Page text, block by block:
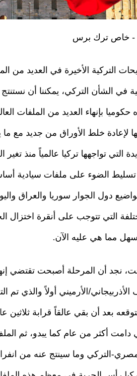
- خاص ترك برس
التركية الأخيرة في العديد من
في الشأن التركي، يمكننا أن
حكوميا بإنهاء العديد من الملفات
لإعادة خلط الأوراق من جديد مع
التي تواجهها تركيا عالمياً منذ تغير
تسليط الضوء على ملفات سيادية
دول الجوار سوريا والعراق
التي تتوجب على أنقرة اختزال
مما هي عليه الآن.
نجد أن المرحلة أصبحت تقتضي
الأذربيجاني/الأرميني أولاً
بعد أن بقي عالقاً قرابة
دامت أكثر من عام كما يبدو، ثم
التركي وما سينتج عنه من